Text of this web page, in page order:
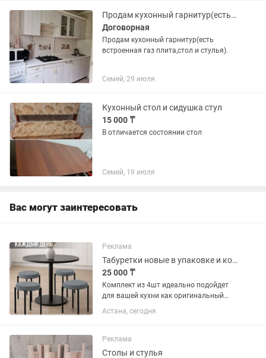
Продам кухонный гарнитур(есть к нему стол и стулья)
Договорная
Продам кухонный гарнитур(есть
встроенная газ плита,стол и стулья).
Семей, 29 июля
Кухонный стол и сидушка стул
15 000 ₸
В отличается состоянии стол
Семей, 19 июля
Вас могут заинтересовать
Реклама
Табуретки новые в упаковке и коробке
25 000 ₸
Комплект из 4шт идеально подойдет
для вашей кухни как оригинальный
предмет мебели для дома. Наши
табуретки универсальной круглой
квартиры, дачи или даже офиса.
Благодаря...
Астана, сегодня
Реклама
Столы и стулья